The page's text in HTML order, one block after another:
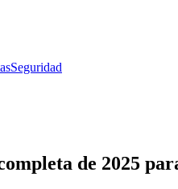
Seguridad
de 2025